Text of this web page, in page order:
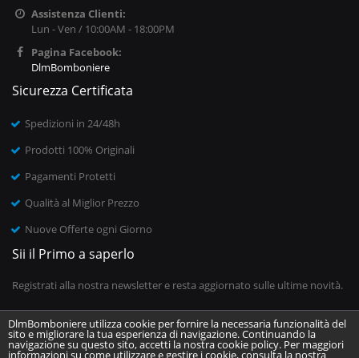
Assistenza Clienti:
Lun - Ven / 10:00AM - 18:00PM
Pagina Facebook:
DlmBomboniere
Sicurezza Certificata
Spedizioni in 24/48h
Prodotti 100% Originali
Pagamenti Protetti
Qualità al Miglior Prezzo
Nuove Offerte ogni Giorno
Sii il Primo a saperlo
Registrati alla nostra newsletter e resta aggiornato sulle ultime novità.
Inserisci il tuo indirizzo email
DlmBomboniere utilizza cookie per fornire la necessaria funzionalità del
sito e migliorare la tua esperienza di navigazione. Continuando la
navigazione su questo sito, accetti la nostra cookie policy. Per maggiori
informazioni su come utilizzare e gestire i cookie, consulta la nostra